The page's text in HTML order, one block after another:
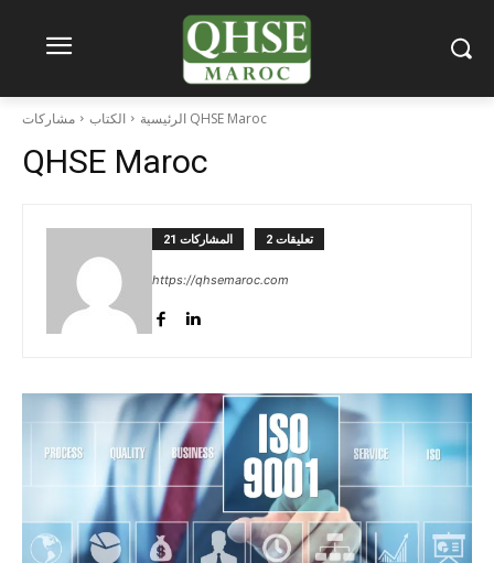
الرئيسية الكتاب مشاركات QHSE Maroc
QHSE Maroc
21 المشاركات 2 تعليقات
https://qhsemaroc.com